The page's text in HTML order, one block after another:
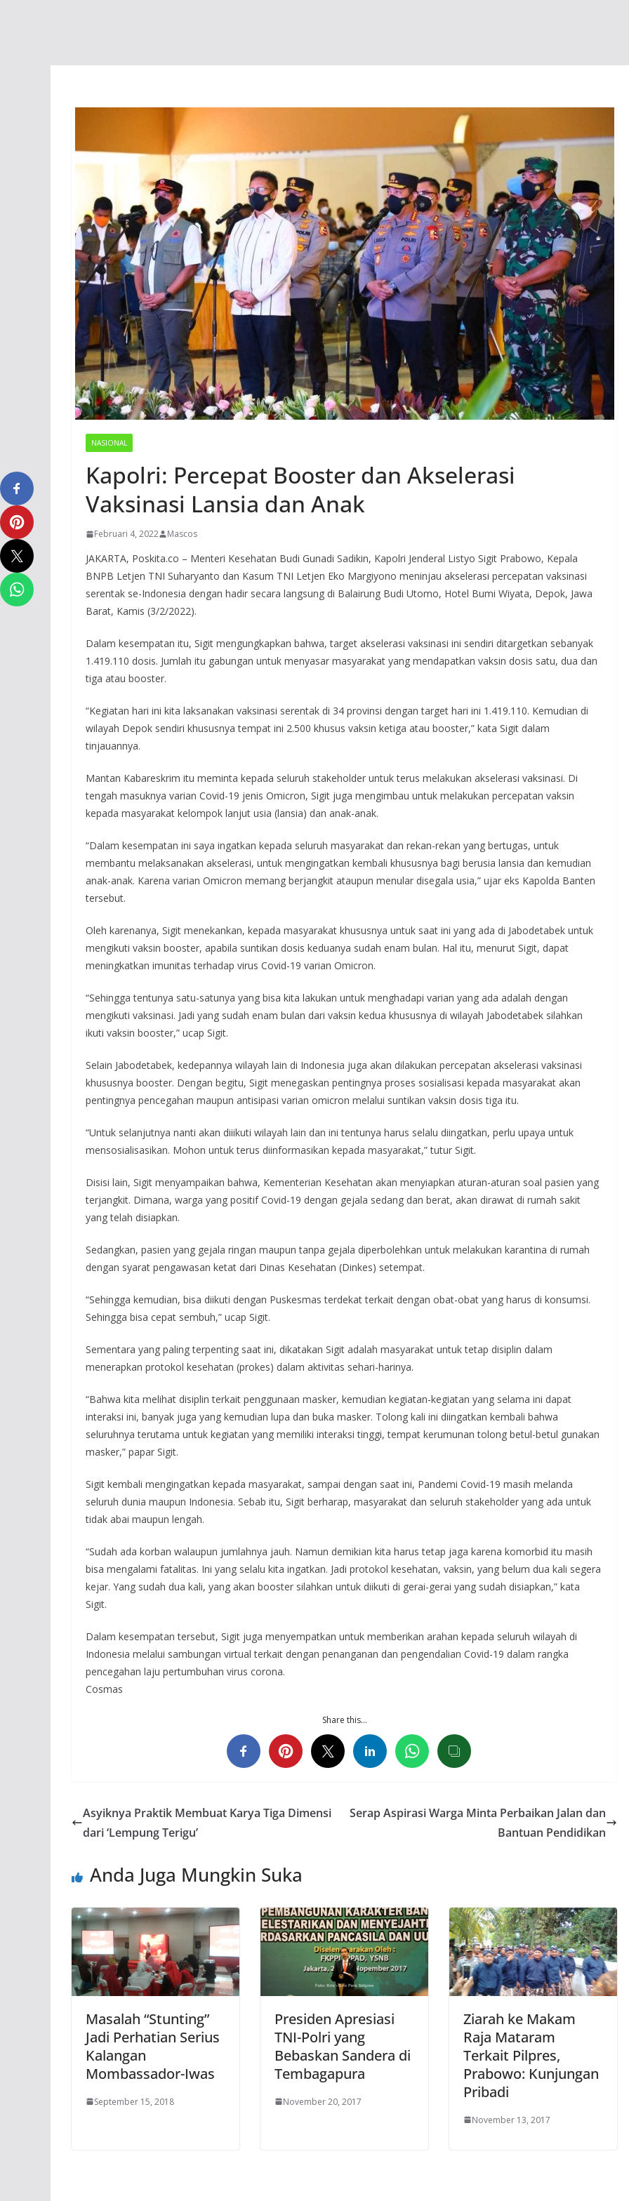
NASIONAL
Kapolri: Percepat Booster dan Akselerasi
Vaksinasi Lansia dan Anak
Februari 4, 2022 Mascos
JAKARTA, Poskita.co – Menteri Kesehatan Budi Gunadi Sadikin, Kapolri Jenderal Listyo Sigit Prabowo, Kepala
BNPB Letjen TNI Suharyanto dan Kasum TNI Letjen Eko Margiyono meninjau akselerasi percepatan vaksinasi
serentak se-Indonesia dengan hadir secara langsung di Balairung Budi Utomo, Hotel Bumi Wiyata, Depok, Jawa
Barat, Kamis (3/2/2022).
Dalam kesempatan itu, Sigit mengungkapkan bahwa, target akselerasi vaksinasi ini sendiri ditargetkan sebanyak
1.419.110 dosis. Jumlah itu gabungan untuk menyasar masyarakat yang mendapatkan vaksin dosis satu, dua dan
tiga atau booster.
“Kegiatan hari ini kita laksanakan vaksinasi serentak di 34 provinsi dengan target hari ini 1.419.110. Kemudian di
wilayah Depok sendiri khususnya tempat ini 2.500 khusus vaksin ketiga atau booster,” kata Sigit dalam
tinjauannya.
Mantan Kabareskrim itu meminta kepada seluruh stakeholder untuk terus melakukan akselerasi vaksinasi. Di
tengah masuknya varian Covid-19 jenis Omicron, Sigit juga mengimbau untuk melakukan percepatan vaksin
kepada masyarakat kelompok lanjut usia (lansia) dan anak-anak.
“Dalam kesempatan ini saya ingatkan kepada seluruh masyarakat dan rekan-rekan yang bertugas, untuk
membantu melaksanakan akselerasi, untuk mengingatkan kembali khususnya bagi berusia lansia dan kemudian
anak-anak. Karena varian Omicron memang berjangkit ataupun menular disegala usia,” ujar eks Kapolda Banten
tersebut.
Oleh karenanya, Sigit menekankan, kepada masyarakat khususnya untuk saat ini yang ada di Jabodetabek untuk
mengikuti vaksin booster, apabila suntikan dosis keduanya sudah enam bulan. Hal itu, menurut Sigit, dapat
meningkatkan imunitas terhadap virus Covid-19 varian Omicron.
“Sehingga tentunya satu-satunya yang bisa kita lakukan untuk menghadapi varian yang ada adalah dengan
mengikuti vaksinasi. Jadi yang sudah enam bulan dari vaksin kedua khususnya di wilayah Jabodetabek silahkan
ikuti vaksin booster,” ucap Sigit.
Selain Jabodetabek, kedepannya wilayah lain di Indonesia juga akan dilakukan percepatan akselerasi vaksinasi
khususnya booster. Dengan begitu, Sigit menegaskan pentingnya proses sosialisasi kepada masyarakat akan
pentingnya pencegahan maupun antisipasi varian omicron melalui suntikan vaksin dosis tiga itu.
“Untuk selanjutnya nanti akan diiikuti wilayah lain dan ini tentunya harus selalu diingatkan, perlu upaya untuk
mensosialisasikan. Mohon untuk terus diinformasikan kepada masyarakat,” tutur Sigit.
Disisi lain, Sigit menyampaikan bahwa, Kementerian Kesehatan akan menyiapkan aturan-aturan soal pasien yang
terjangkit. Dimana, warga yang positif Covid-19 dengan gejala sedang dan berat, akan dirawat di rumah sakit
yang telah disiapkan.
Sedangkan, pasien yang gejala ringan maupun tanpa gejala diperbolehkan untuk melakukan karantina di rumah
dengan syarat pengawasan ketat dari Dinas Kesehatan (Dinkes) setempat.
“Sehingga kemudian, bisa diikuti dengan Puskesmas terdekat terkait dengan obat-obat yang harus di konsumsi.
Sehingga bisa cepat sembuh,” ucap Sigit.
Sementara yang paling terpenting saat ini, dikatakan Sigit adalah masyarakat untuk tetap disiplin dalam
menerapkan protokol kesehatan (prokes) dalam aktivitas sehari-harinya.
“Bahwa kita melihat disiplin terkait penggunaan masker, kemudian kegiatan-kegiatan yang selama ini dapat
interaksi ini, banyak juga yang kemudian lupa dan buka masker. Tolong kali ini diingatkan kembali bahwa
seluruhnya terutama untuk kegiatan yang memiliki interaksi tinggi, tempat kerumunan tolong betul-betul gunakan
masker,” papar Sigit.
Sigit kembali mengingatkan kepada masyarakat, sampai dengan saat ini, Pandemi Covid-19 masih melanda
seluruh dunia maupun Indonesia. Sebab itu, Sigit berharap, masyarakat dan seluruh stakeholder yang ada untuk
tidak abai maupun lengah.
“Sudah ada korban walaupun jumlahnya jauh. Namun demikian kita harus tetap jaga karena komorbid itu masih
bisa mengalami fatalitas. Ini yang selalu kita ingatkan. Jadi protokol kesehatan, vaksin, yang belum dua kali segera
kejar. Yang sudah dua kali, yang akan booster silahkan untuk diikuti di gerai-gerai yang sudah disiapkan,” kata
Sigit.
Dalam kesempatan tersebut, Sigit juga menyempatkan untuk memberikan arahan kepada seluruh wilayah di
Indonesia melalui sambungan virtual terkait dengan penanganan dan pengendalian Covid-19 dalam rangka
pencegahan laju pertumbuhan virus corona.
Cosmas
Share this…
Asyiknya Praktik Membuat Karya Tiga Dimensi
dari ‘Lempung Terigu’
Serap Aspirasi Warga Minta Perbaikan Jalan dan
Bantuan Pendidikan
Anda Juga Mungkin Suka
Masalah “Stunting”
Jadi Perhatian Serius
Kalangan
Mombassador-Iwas
September 15, 2018
Presiden Apresiasi
TNI-Polri yang
Bebaskan Sandera di
Tembagapura
November 20, 2017
Ziarah ke Makam
Raja Mataram
Terkait Pilpres,
Prabowo: Kunjungan
Pribadi
November 13, 2017